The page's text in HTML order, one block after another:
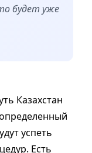
будет уже
Казахстан
успеть
Есть